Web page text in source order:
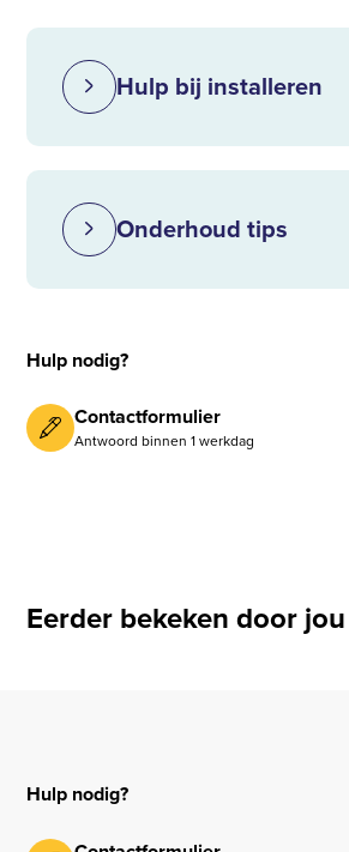
Hulp bij installeren
Onderhoud tips
Hulp nodig?
Contactformulier
Antwoord binnen 1 werkdag
Eerder bekeken door jou
Hulp nodig?